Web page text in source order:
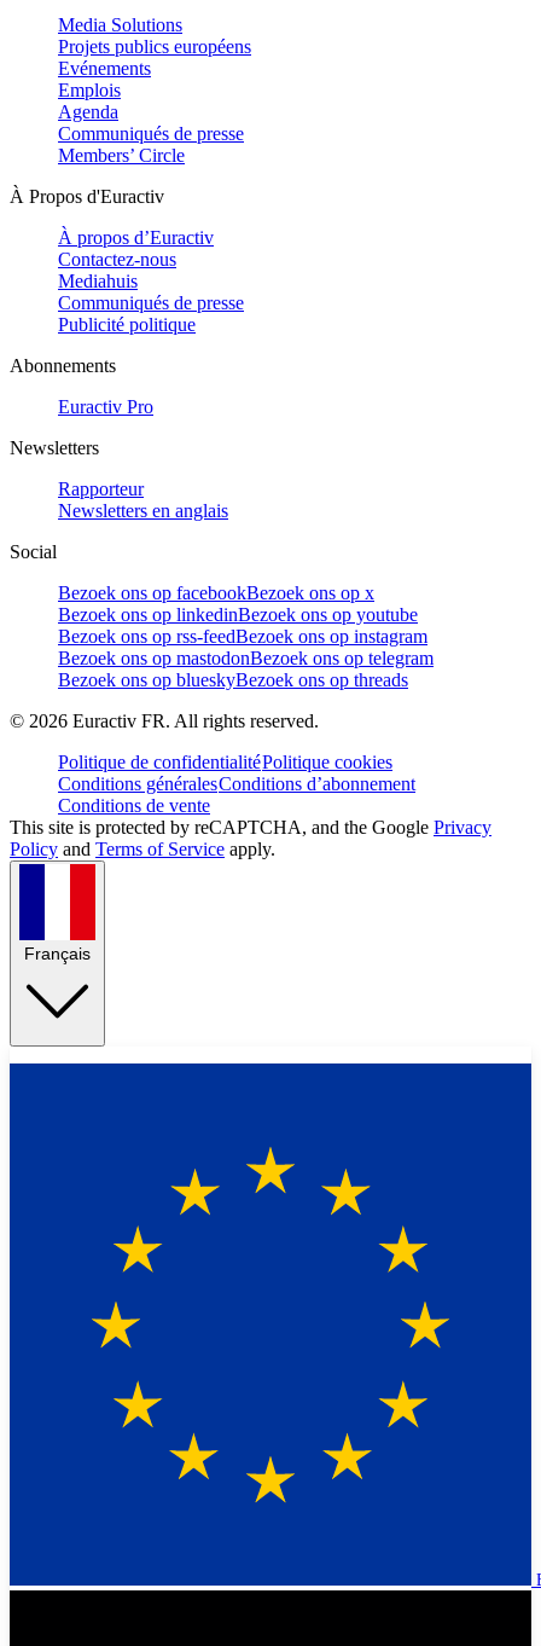
Media Solutions
Projets publics européens
Evénements
Emplois
Agenda
Communiqués de presse
Members’ Circle
À Propos d'Euractiv
À propos d’Euractiv
Contactez-nous
Mediahuis
Communiqués de presse
Publicité politique
Abonnements
Euractiv Pro
Newsletters
Rapporteur
Newsletters en anglais
Social
Bezoek ons op facebookBezoek ons op x
Bezoek ons op linkedinBezoek ons op youtube
Bezoek ons op rss-feedBezoek ons op instagram
Bezoek ons op mastodonBezoek ons op telegram
Bezoek ons op blueskyBezoek ons op threads
© 2026 Euractiv FR. All rights reserved.
Politique de confidentialitéPolitique cookies
Conditions généralesConditions d’abonnement
Conditions de vente
This site is protected by reCAPTCHA, and the Google Privacy
Policy and Terms of Service apply.
Français